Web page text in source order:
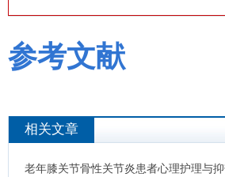
参考文献
相关文章
老年膝关节骨性关节炎患者心理护理与